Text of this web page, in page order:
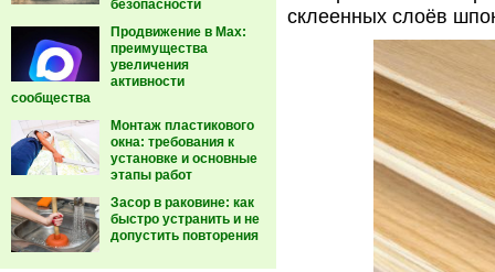
безопасности
Продвижение в Max:
преимущества
увеличения
активности
сообщества
Монтаж пластикового
окна: требования к
установке и основные
этапы работ
Засор в раковине: как
быстро устранить и не
допустить повторения
склеенных слоёв